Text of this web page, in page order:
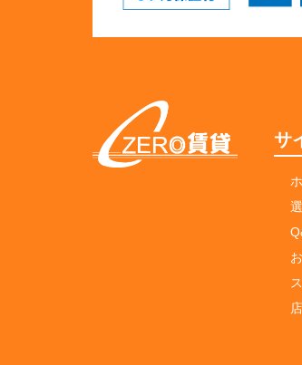
サ